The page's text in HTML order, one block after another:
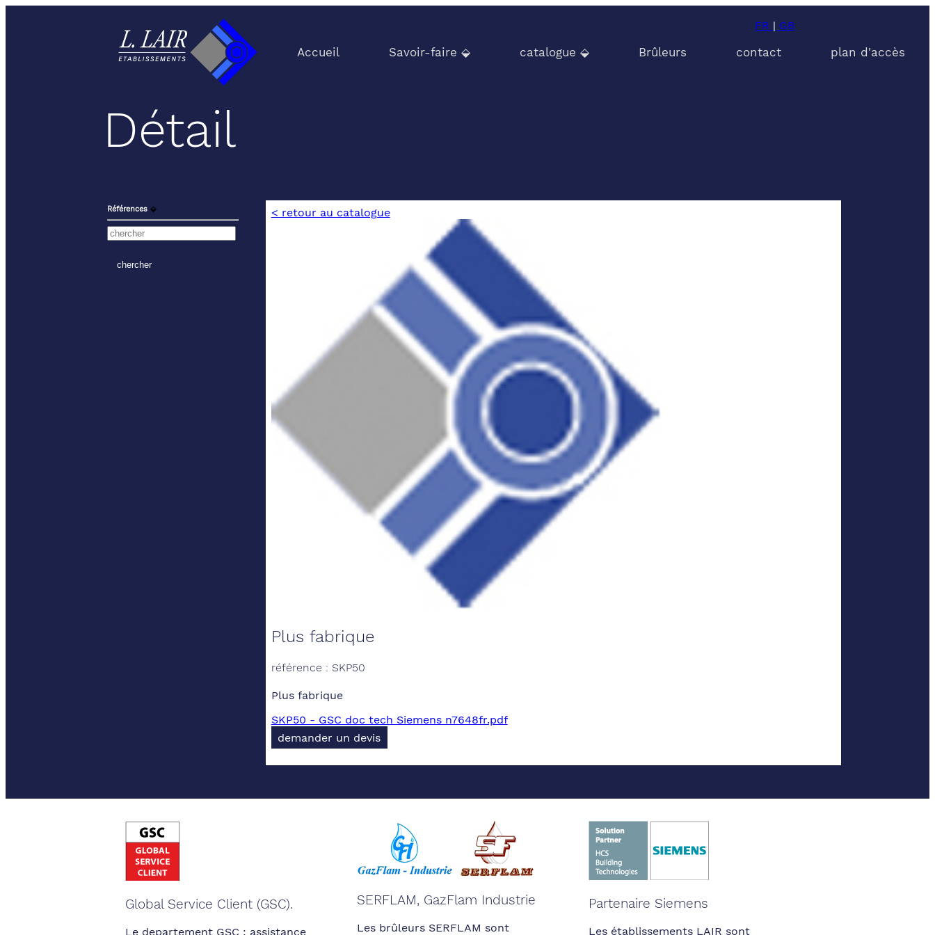
FR | GB
Accueil Savoir-faire ⬙ catalogue ⬙ Brûleurs contact plan d'accès
Détail
Références ⬙ < retour au catalogue
Plus fabrique
référence : SKP50
Plus fabrique
SKP50 - GSC doc tech Siemens n7648fr.pdf
demander un devis
Global Service Client (GSC).
Le departement GSC : assistance
SERFLAM, GazFlam Industrie
Les brûleurs SERFLAM sont
Partenaire Siemens
Les établissements LAIR sont